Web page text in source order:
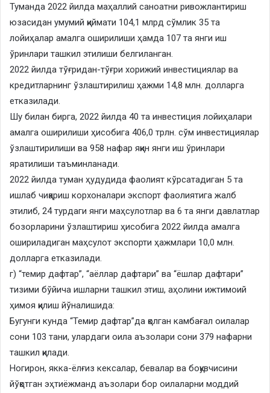
Туманда 2022 йилда маҳаллий саноатни ривожлантириш
юзасидан умумий қиймати 104,1 млрд сўмлик 35 та
лойиҳалар амалга оширилиши ҳамда 107 та янги иш
ўринлари ташкил этилиши белгиланган.
2022 йилда тўғридан-тўғри хорижий инвестициялар ва
кредитларнинг ўзлаштирилиш ҳажми 14,8 млн. долларга
етказилади.
Шу билан бирга, 2022 йилда 40 та инвестиция лойиҳалари
амалга оширилиши ҳисобига 406,0 трлн. сўм инвестициялар
ўзлаштирилиши ва 958 нафар яқин янги иш ўринлари
яратилиши таъминланади.
2022 йилда туман ҳудудида фаолият кўрсатадиган 5 та
ишлаб чиқариш корхоналари экспорт фаолиятига жалб
этилиб, 24 турдаги янги маҳсулотлар ва 6 та янги давлатлар
бозорларини ўзлаштириш ҳисобига 2022 йилда амалга
ошириладиган маҳсулот экспорти ҳажмлари 10,0 млн.
долларга етказилади.
г) “темир дафтар”, “аёллар дафтари” ва “ёшлар дафтари”
тизими бўйича ишларни ташкил этиш, аҳолини ижтимоий
ҳимоя қилиш йўналишида:
Бугунги кунда “Темир дафтар”да қолган камбағал оилалар
сони 103 тани, улардаги оила аъзолари сони 379 нафарни
ташкил қилади.
Ногирон, якка-ёлғиз кексалар, бевалар ва боқувчисини
йўқотган эҳтиёжманд аъзолари бор оилаларни моддий